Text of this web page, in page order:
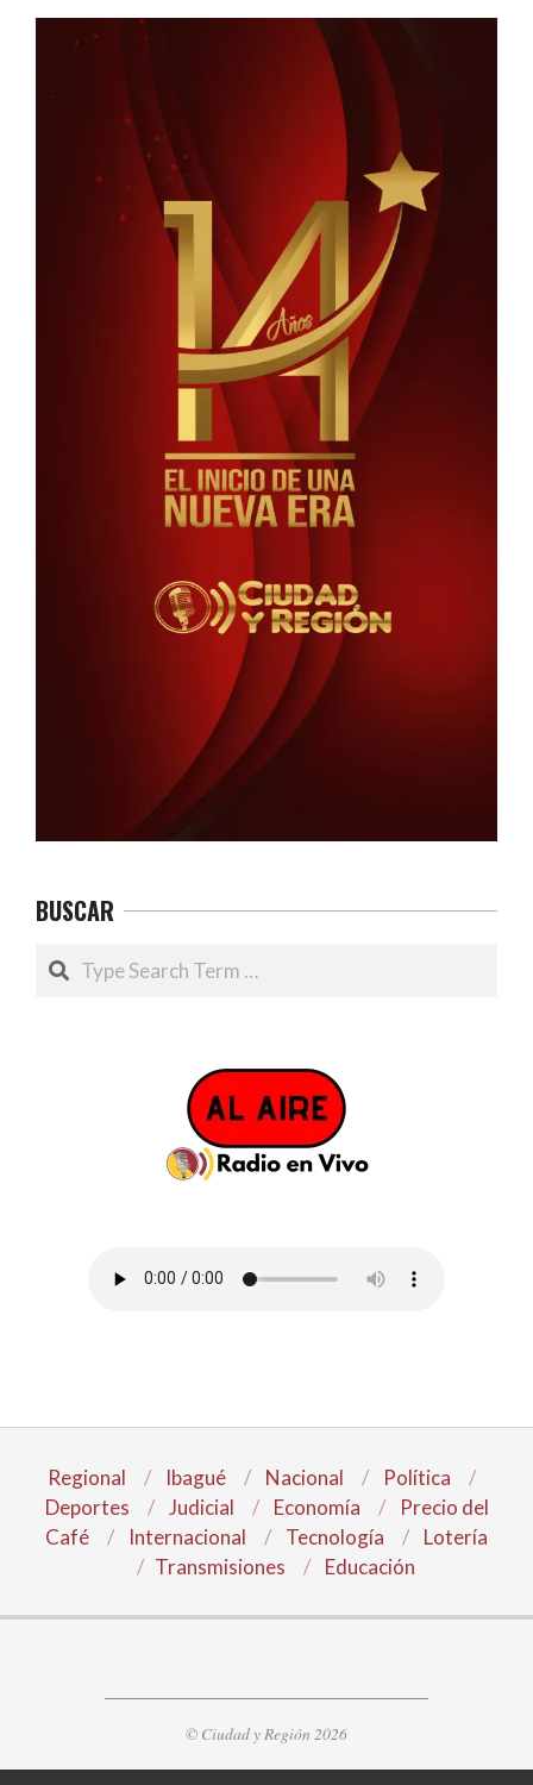
BUSCAR
Search
Regional Ibagué Nacional
Política
Deportes
Judicial Economía
Precio del
Café
Internacional Tecnología
Lotería
Transmisiones
Educación
© Ciudad y Región 2026